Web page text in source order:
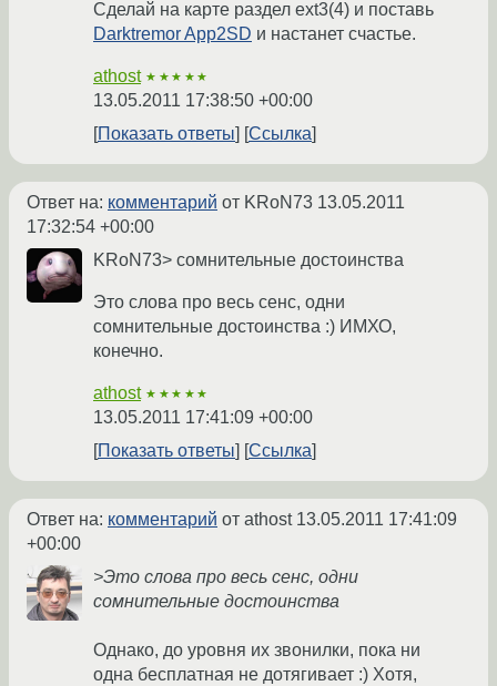
Сделай на карте раздел ext3(4) и поставь
Darktremor App2SD и настанет счастье.
athost ★★★★★
13.05.2011 17:38:50 +00:00
Показать ответы
Ссылка
Ответ на: комментарий от KRoN73 13.05.2011
17:32:54 +00:00
KRoN73> сомнительные достоинства
Это слова про весь сенс, одни
сомнительные достоинства :) ИМХО,
конечно.
athost ★★★★★
13.05.2011 17:41:09 +00:00
Показать ответы
Ссылка
Ответ на: комментарий от athost 13.05.2011 17:41:09
+00:00
>Это слова про весь сенс, одни
сомнительные достоинства
Однако, до уровня их звонилки, пока ни
одна бесплатная не дотягивает :) Хотя,